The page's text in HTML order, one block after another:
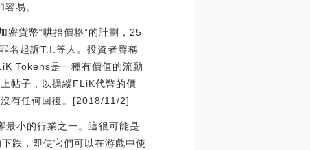
易。
貨幣“哄抬價格”的計劃，25
名起訴T.I.等人。投資者聲稱
Tokens是一種有價值的流動
帖子，以操縱FLiK代幣的價
有任何回復。[2018/11/2]
小的行業之一。這很可能是
跌，即使它們可以在游戲中使